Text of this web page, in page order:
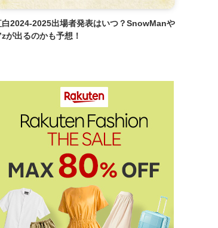
白2024-2025出場者発表はいつ？SnowManや
が出るのかも予想！